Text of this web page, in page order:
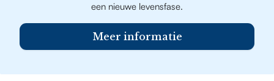
een nieuwe levensfase.
Meer informatie